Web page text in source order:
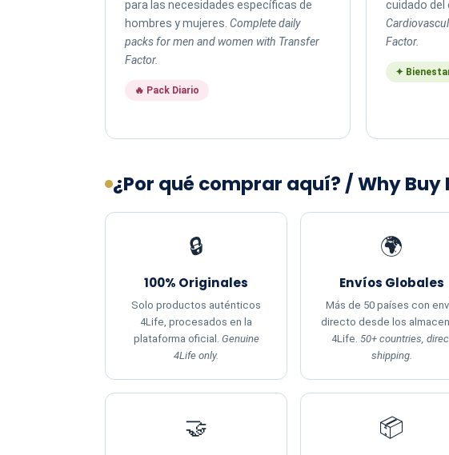
para las necesidades específicas de
hombres y mujeres. Complete daily
packs for men and women with Transfer
Factor.
🔥 Pack Diario
cuidado del
Factor.
✦
¿Por qué comprar aquí? / Why Buy
🔒
100% Originales
Solo productos auténticos
4Life, procesados en la
plataforma oficial. Genuine
4Life only.
🌍
Envíos Globales
Más de 50 países con
directo desde los
4Life. 50+ countries,
shipping.
🤝 📦